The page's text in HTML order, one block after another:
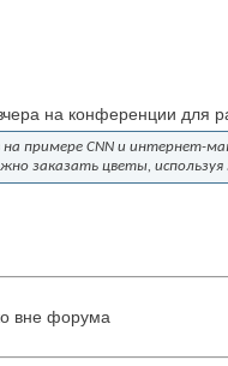
на конференции для
примере CNN и интернет-
заказать цветы,